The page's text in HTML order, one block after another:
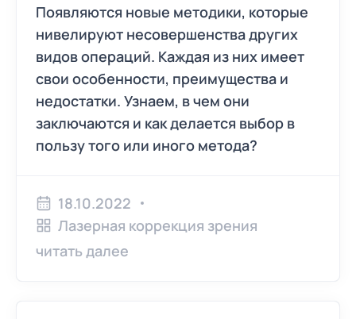
Появляются новые методики, которые
нивелируют несовершенства других
видов операций. Каждая из них имеет
свои особенности, преимущества и
недостатки. Узнаем, в чем они
заключаются и как делается выбор в
пользу того или иного метода?
18.10.2022
Лазерная коррекция зрения
читать далее